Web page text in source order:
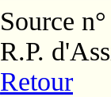
Source
R.P.
Retour